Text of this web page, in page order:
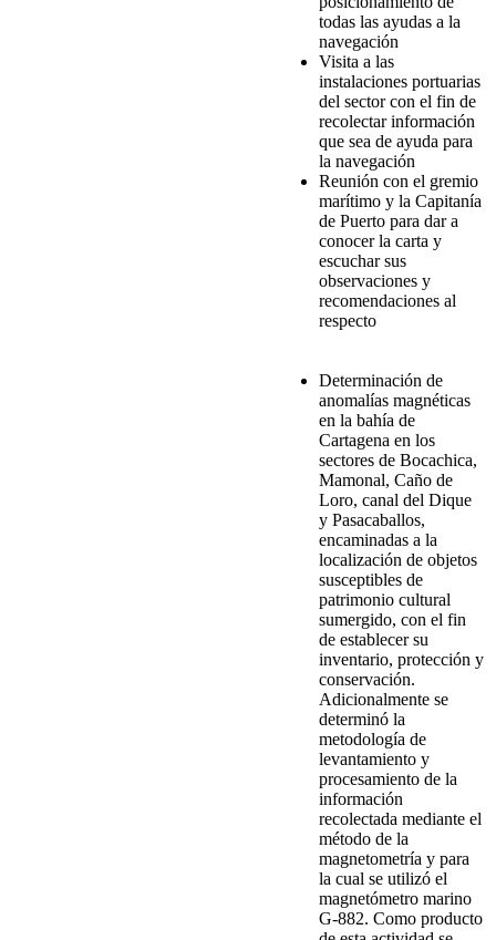
todas las ayudas a la
navegación
Visita a las
instalaciones portuarias
del sector con el fin de
recolectar información
que sea de ayuda para
la navegación
Reunión con el gremio
marítimo y la Capitanía
de Puerto para dar a
conocer la carta y
escuchar sus
observaciones y
recomendaciones al
respecto
Determinación de
anomalías magnéticas
en la bahía de
Cartagena en los
sectores de Bocachica,
Mamonal, Caño de
Loro, canal del Dique
y Pasacaballos,
encaminadas a la
localización de objetos
susceptibles de
patrimonio cultural
sumergido, con el fin
de establecer su
inventario, protección y
conservación.
Adicionalmente se
determinó la
metodología de
levantamiento y
procesamiento de la
información
recolectada mediante el
método de la
magnetometría y para
la cual se utilizó el
magnetómetro marino
G-882. Como producto